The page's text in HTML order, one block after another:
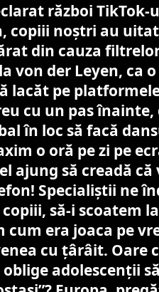
război
copiii noștri au
din cauza
von der Leyen, ca
lacăt pe
cu un pas
în loc să facă
o oră pe zi pe
ajung să creadă
Specialiștii ne
să-i scoatem
cum era joaca pe
cu țârâit. Oare
oblige adolescenții